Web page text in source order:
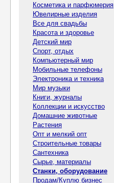
Косметика и парфюмерия
Ювелирные изделия
Все для свадьбы
Красота и здоровье
Детский мир
Спорт, отдых
Компьютерный мир
Мобильные телефоны
Электроника и техника
Мир музыки
Книги, журналы
Коллекции и искусство
Домашние животные
Растения
Опт и мелкий опт
Строительные товары
Сантехника
Сырье, материалы
Станки, оборудование
Продам/Куплю бизнес